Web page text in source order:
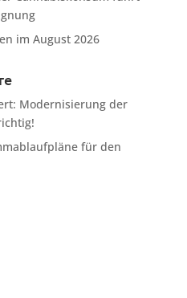
im August 2026
Modernisierung der
für den